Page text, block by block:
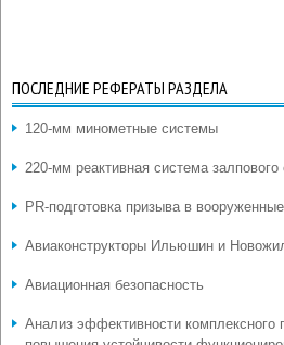
ПОСЛЕДНИЕ РЕФЕРАТЫ РАЗДЕЛА
120-мм минометные системы
220-мм реактивная система залпового
PR-подготовка призыва в
Авиаконструкторы Ильюшин и
Авиационная безопасность
Анализ эффективности